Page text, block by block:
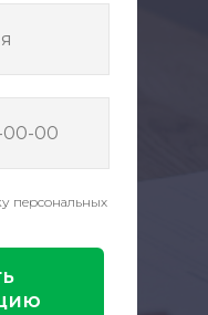
персональных